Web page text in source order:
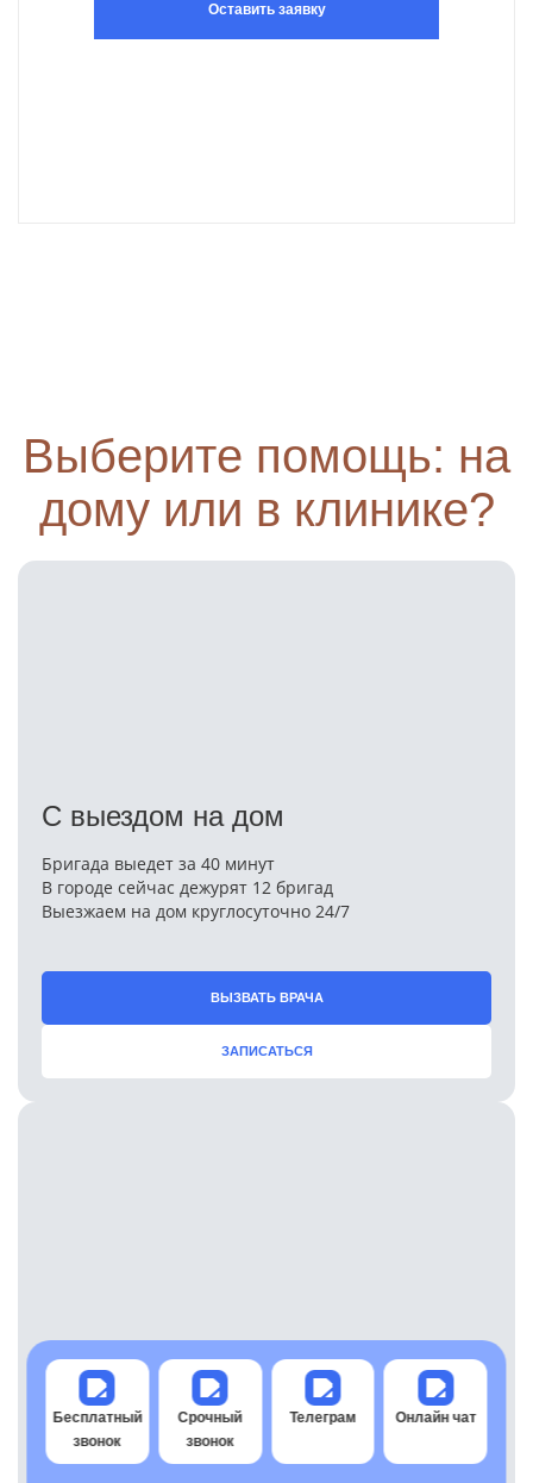
Оставить заявку
Выберите помощь: на
дому или в клинике?
С выездом на дом
Бригада выедет за 40 минут
В городе сейчас дежурят 12 бригад
Выезжаем на дом круглосуточно 24/7
ВЫЗВАТЬ ВРАЧА
ЗАПИСАТЬСЯ
В наркологической клинике:
По предварительной записи, в любое удобное время
Транспортировка пациента до клиники с
сопровождением
Бесплатный
звонок
Срочный
звонок
Телеграм Онлайн чат